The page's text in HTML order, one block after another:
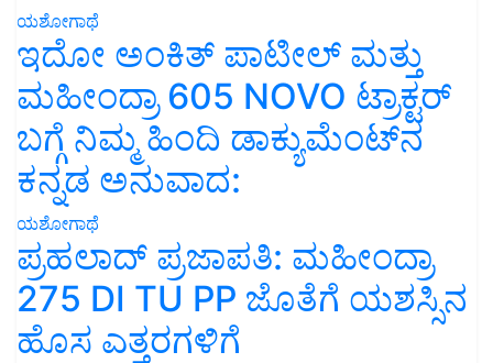
ಯಶೋಗಾಥೆ
ಇದೋ ಅಂಕಿತ್ ಪಾಟೀಲ್ ಮತ್ತು
ಮಹೀಂದ್ರಾ 605 NOVO ಟ್ರಾಕ್ಟರ್
ಬಗ್ಗೆ ನಿಮ್ಮ ಹಿಂದಿ ಡಾಕ್ಯುಮೆಂಟ್‌ನ
ಕನ್ನಡ ಅನುವಾದ:
ಯಶೋಗಾಥೆ
ಪ್ರಹಲಾದ್ ಪ್ರಜಾಪತಿ: ಮಹೀಂದ್ರಾ
275 DI TU PP ಜೊತೆಗೆ ಯಶಸ್ಸಿನ
ಹೊಸ ಎತ್ತರಗಳಿಗೆ